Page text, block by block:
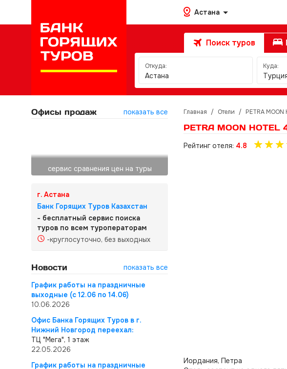
Астана
Поиск туров
Откуда:
Астана
Куда:
Офисы продаж показать все
сервис сравнения цен на туры
г. Астана
Банк Горящих Туров Казахстан
- бесплатный сервис поиска
туров по всем туроператорам
-круглосуточно, без выходных
Новости
показать все
График работы на праздничные
выходные (с 12.06 по 14.06)
10.06.2026
Офис Банка Горящих Туров в г.
Нижний Новгород переехал:
ТЦ "Мега", 1 этаж
22.05.2026
График работы на праздничные
Главная / Отели / PETRA MOON
PETRA MOON HOTEL
Рейтинг отеля: 4.8
Иордания, Петра